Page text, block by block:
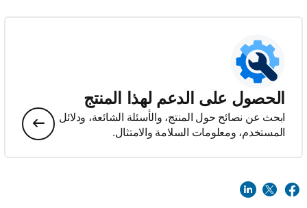
الحصول على الدعم لهذا المنتج
ابحث عن نصائح حول المنتج، والأسئلة الشائعة، ودلائل
المستخدم، ومعلومات السلامة والامتثال.